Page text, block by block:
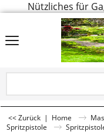
Nützliches für
<< Zurück | Home
Spritzpistole